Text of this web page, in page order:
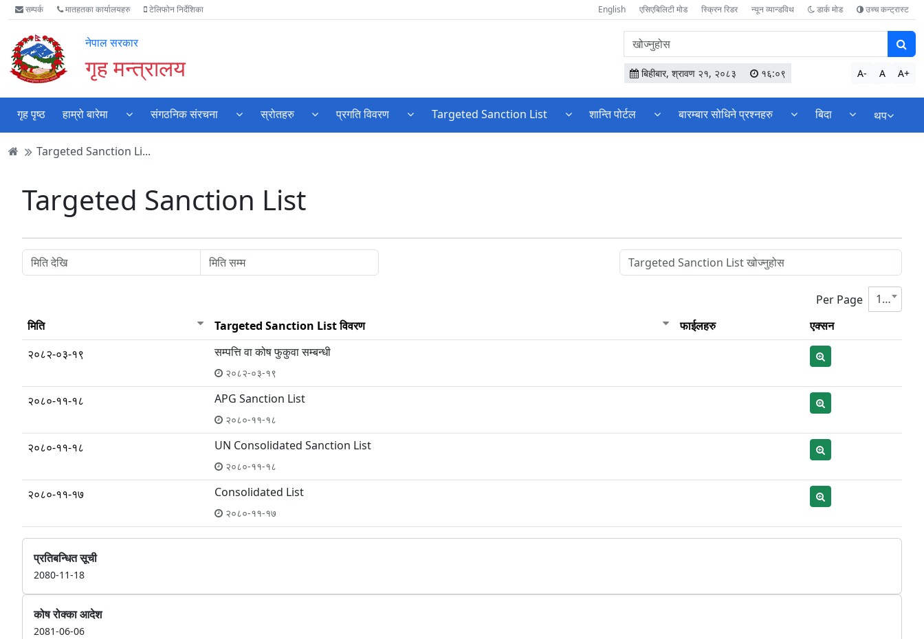
Accessibility
Mode
गर्नुहोस्
मुख्य
सामाग्री
पढ्नुहाेस्
मुख्य
नेभिगेसन
पढ्नुहाेस्
वेबसाइट
खोजमा
जानुहोस्
सम्पर्क मातहतका कार्यालयहरु टेलिफोन निर्देशिका English एसिएबिलिटी मोड स्क्रिन रिडर न्यून व्यान्डविथ डार्क मोड उच्च कन्ट्रास्ट
नेपाल सरकार
गृह मन्त्रालय
वेबसाइटमा
सामग्री
खोज्नुहोस
बिहीबार, श्रावण २१, २०८३ १६:०९ A- A A+
गृह पृष्ठ हाम्रो बारेमा संगठनिक संरचना स्रोतहरु प्रगति विवरण Targeted Sanction List शान्ति पोर्टल बारम्बार सोधिने प्रश्नहरु बिदा थप
Targeted Sanction Li...
Targeted Sanction List
Per Page
10
मिति
Targeted Sanction List विवरण फाईलहरु
एक्सन
२०८२-०३-१९
सम्पत्ति वा कोष फुकुवा सम्बन्धी
२०८२-०३-१९
२०८०-११-१८ APG Sanction List
२०८०-११-१८
२०८०-११-१८ UN Consolidated Sanction List
२०८०-११-१८
२०८०-११-१७ Consolidated List
२०८०-११-१७
प्रतिबन्धित सूची
2080-11-18
कोष रोक्का आदेश
2081-06-06